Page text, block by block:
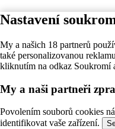
Nastavení
My a našich 18 partnerů
také personalizovanou
kliknutím na odkaz Soukromí
My a naši partneři
Povolením souborů cookies
identifikovat vaše zařízení.